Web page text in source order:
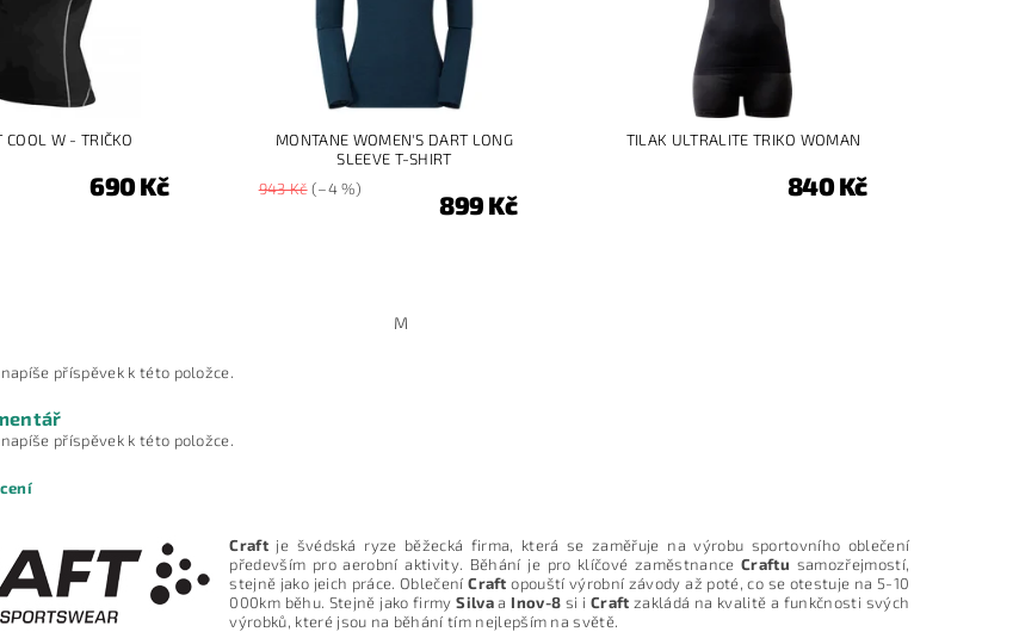
COOL W - TRIČKO
690 Kč
MONTANE WOMEN'S DART LONG
SLEEVE T-SHIRT
943 Kč(–4 %)
899 Kč
TILAK ULTRALITE TRIKO WOMAN
840 Kč
M
příspěvek k této položce.
příspěvek k této položce.
Craft je švédská ryze běžecká firma, která se zaměřuje na výrobu sportovního oblečení
především pro aerobní aktivity. Běhání je pro klíčové zaměstnanceCraftu samozřejmostí,
stejně jako jeich práce. OblečeníCraft opouští výrobní závody až poté, co se otestuje na 5-10
000km běhu. Stejně jako firmySilvaa Inov-8 si i Craft zakládá na kvalitě a funkčnosti svých
výrobků, které jsou na běhání tím nejlepším na světě.